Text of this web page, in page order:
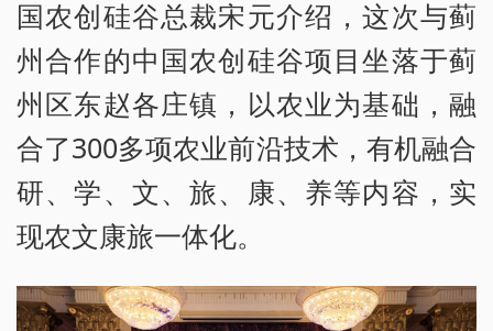
国农创硅谷总裁宋元介绍，这次与蓟
州合作的中国农创硅谷项目坐落于蓟
州区东赵各庄镇，以农业为基础，融
合了300多项农业前沿技术，有机融合
研、学、文、旅、康、养等内容，实
现农文康旅一体化。